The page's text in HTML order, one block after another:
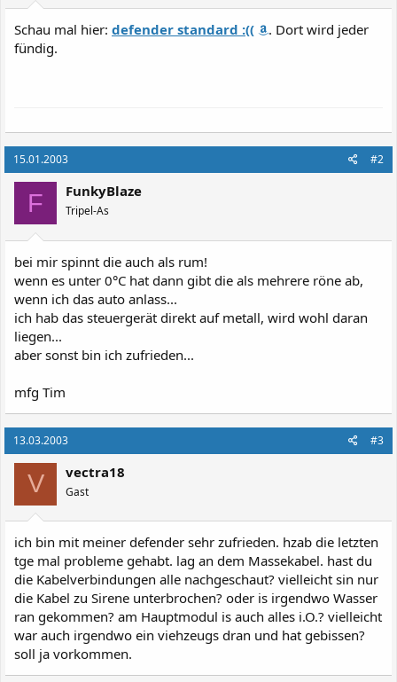
Schau mal hier: defender standard :((
. Dort wird jeder
fündig.
15.01.2003 #2
F FunkyBlaze
Tripel-As
bei mir spinnt die auch als rum!
wenn es unter 0°C hat dann gibt die als mehrere röne ab,
wenn ich das auto anlass...
ich hab das steuergerät direkt auf metall, wird wohl daran
liegen...
aber sonst bin ich zufrieden...
mfg Tim
13.03.2003 #3
V vectra18
Gast
ich bin mit meiner defender sehr zufrieden. hzab die letzten
tge mal probleme gehabt. lag an dem Massekabel. hast du
die Kabelverbindungen alle nachgeschaut? vielleicht sin nur
die Kabel zu Sirene unterbrochen? oder is irgendwo Wasser
ran gekommen? am Hauptmodul is auch alles i.O.? vielleicht
war auch irgendwo ein viehzeugs dran und hat gebissen?
soll ja vorkommen.